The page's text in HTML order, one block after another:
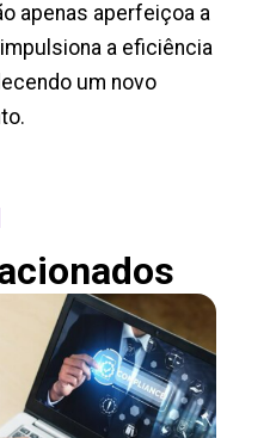
apenas aperfeiçoa a
a eficiência
um novo